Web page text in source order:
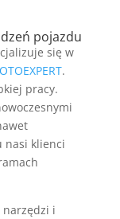
pojazdu
się w
.
pracy.
nasi klienci
narzędzi i